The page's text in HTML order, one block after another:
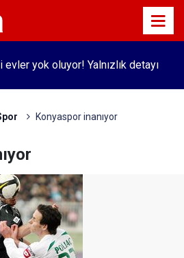
evler yok oluyor! Yalnızlık detayı
Konyaspor inanıyor